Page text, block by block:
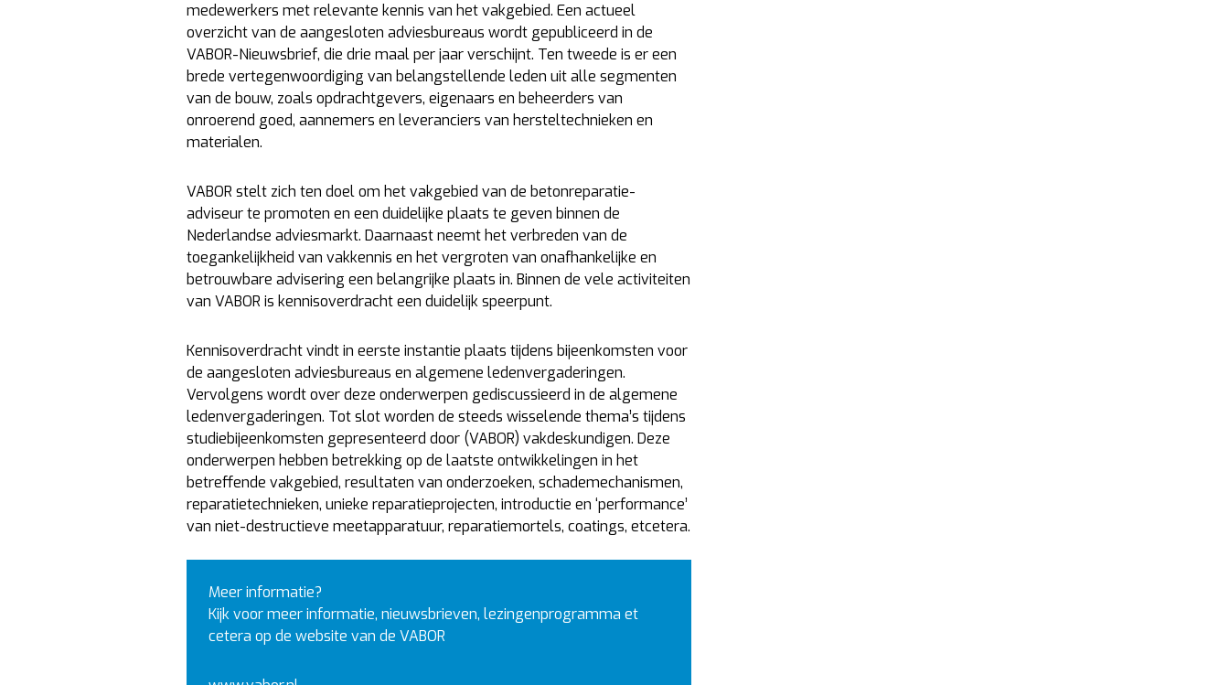
medewerkers met relevante kennis van het vakgebied. Een actueel
overzicht van de aangesloten adviesbureaus wordt gepubliceerd in de
VABOR-Nieuwsbrief, die drie maal per jaar verschijnt. Ten tweede is er een
brede vertegenwoordiging van belangstellende leden uit alle segmenten
van de bouw, zoals opdrachtgevers, eigenaars en beheerders van
onroerend goed, aannemers en leveranciers van hersteltechnieken en
materialen.
VABOR stelt zich ten doel om het vakgebied van de betonreparatie-
adviseur te promoten en een duidelijke plaats te geven binnen de
Nederlandse adviesmarkt. Daarnaast neemt het verbreden van de
toegankelijkheid van vakkennis en het vergroten van onafhankelijke en
betrouwbare advisering een belangrijke plaats in. Binnen de vele activiteiten
van VABOR is kennisoverdracht een duidelijk speerpunt.
Kennisoverdracht vindt in eerste instantie plaats tijdens bijeenkomsten voor
de aangesloten adviesbureaus en algemene ledenvergaderingen.
Vervolgens wordt over deze onderwerpen gediscussieerd in de algemene
ledenvergaderingen. Tot slot worden de steeds wisselende thema’s tijdens
studiebijeenkomsten gepresenteerd door (VABOR) vakdeskundigen. Deze
onderwerpen hebben betrekking op de laatste ontwikkelingen in het
betreffende vakgebied, resultaten van onderzoeken, schademechanismen,
reparatietechnieken, unieke reparatieprojecten, introductie en ‘performance’
van niet-destructieve meetapparatuur, reparatiemortels, coatings, etcetera.
Meer informatie?
Kijk voor meer informatie, nieuwsbrieven, lezingenprogramma et
cetera op de website van de VABOR